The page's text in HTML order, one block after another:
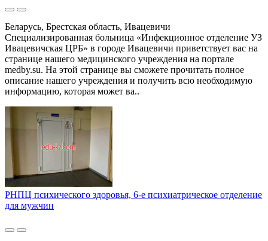
Беларусь, Брестская область, Ивацевичи
Специализированная больница «Инфекционное отделение УЗ
Ивацевичская ЦРБ» в городе Ивацевичи приветствует вас на
странице нашего медицинского учреждения на портале
medby.su. На этой странице вы сможете прочитать полное
описание нашего учреждения и получить всю необходимую
информацию, которая может ва..
РНПЦ психического здоровья, 6-е психиатрическое отделение
для мужчин